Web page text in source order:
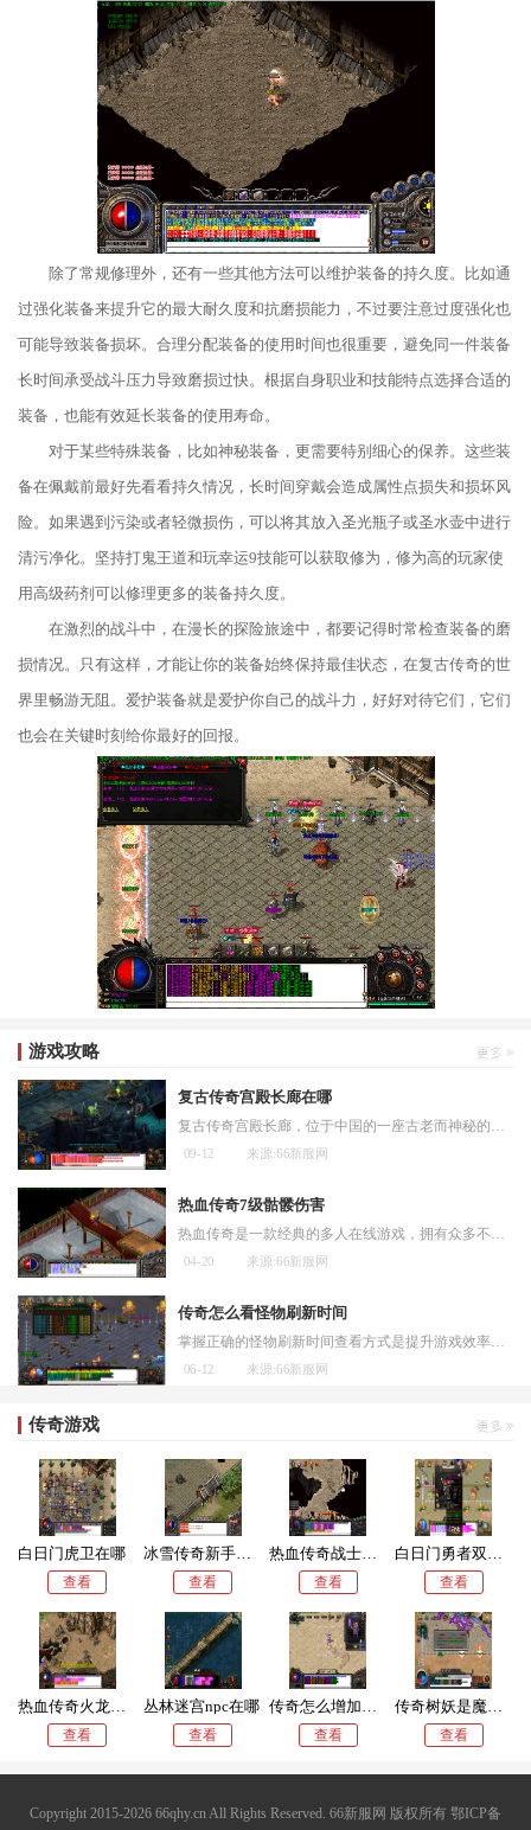
除了常规修理外，还有一些其他方法可以维护装备的持久度。比如通
过强化装备来提升它的最大耐久度和抗磨损能力，不过要注意过度强化也
可能导致装备损坏。合理分配装备的使用时间也很重要，避免同一件装备
长时间承受战斗压力导致磨损过快。根据自身职业和技能特点选择合适的
装备，也能有效延长装备的使用寿命。
对于某些特殊装备，比如神秘装备，更需要特别细心的保养。这些装
备在佩戴前最好先看看持久情况，长时间穿戴会造成属性点损失和损坏风
险。如果遇到污染或者轻微损伤，可以将其放入圣光瓶子或圣水壶中进行
清污净化。坚持打鬼王道和玩幸运9技能可以获取修为，修为高的玩家使
用高级药剂可以修理更多的装备持久度。
在激烈的战斗中，在漫长的探险旅途中，都要记得时常检查装备的磨
损情况。只有这样，才能让你的装备始终保持最佳状态，在复古传奇的世
界里畅游无阻。爱护装备就是爱护你自己的战斗力，好好对待它们，它们
也会在关键时刻给你最好的回报。
游戏攻略
复古传奇宫殿长廊在哪
复古传奇宫殿长廊，位于中国的一座古老而神秘的宫殿之中。这座宫殿被誉为世界七大奇迹之一，吸引了无数的游客和考古学家前来一探究竟。复古传奇宫殿长廊的位置位于中国的中部
09-12 来源:66新服网
热血传奇7级骷髅伤害
热血传奇是一款经典的多人在线游戏，拥有众多不同职业、技能和装备选择。骷髅是一个非常特殊的职业和技能，具有强大的攻击能力和远程攻击特点。玩家可以通过升级和提升技能效
04-20 来源:66新服网
传奇怎么看怪物刷新时间
掌握正确的怪物刷新时间查看方式是提升游戏效率的关键环节，朋友们可以通过多种渠道获取这些宝贵信息，官方网站会定期发布各个地图的怪物刷新时间表，这是最权威和最可靠的信
06-12 来源:66新服网
传奇游戏
白日门虎卫在哪
查看
冰雪传奇新手攻略大全
查看
热血传奇战士多少级能打白猪
查看
白日门勇者双头巨魔在哪里打过
查看
热血传奇火龙神在哪刷
查看
丛林迷宫npc在哪
查看
传奇怎么增加攻速上限
查看
传奇树妖是魔法攻击吗还是技能
查看
Copyright 2015-2026 66qhy.cn All Rights Reserved. 66新服网 版权所有 鄂ICP备